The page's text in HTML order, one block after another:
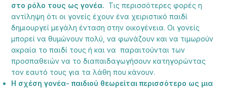
στο ρόλο τους ως γονέα. Τις περισσότερες φορές η
αντίληψη ότι οι γονείς έχουν ένα χειριστικό παιδί
δημιουργεί μεγάλη ένταση στην οικογένεια. Οι γονείς
μπορεί να θυμώνουν πολύ, να φωνάζουν και να τιμωρούν
ακραία το παιδί τους ή και να παραιτούνται των
προσπαθειών να το διαπαιδαγωγήσουν κατηγορώντας
τον εαυτό τους για τα λάθη που κάνουν.
Η σχέση γονέα- παιδιού θεωρείται περισσότερο ως μια